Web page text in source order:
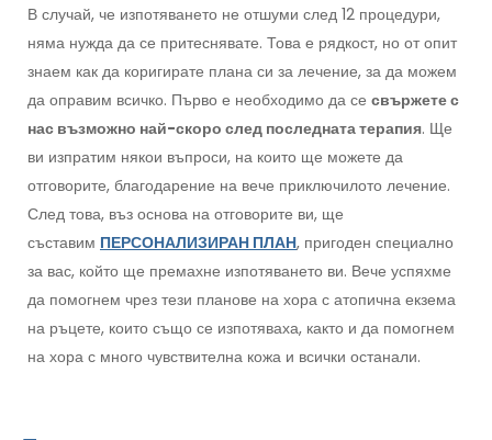
В случай, че изпотяването не отшуми след 12 процедури,
няма нужда да се притеснявате. Това е рядкост, но от опит
знаем как да коригирате плана си за лечение, за да можем
да оправим всичко. Първо е необходимо да се свържете с
нас възможно най-скоро след последната терапия. Ще
ви изпратим някои въпроси, на които ще можете да
отговорите, благодарение на вече приключилото лечение.
След това, въз основа на отговорите ви, ще
съставим ПЕРСОНАЛИЗИРАН ПЛАН, пригоден специално
за вас, който ще премахне изпотяването ви. Вече успяхме
да помогнем чрез тези планове на хора с атопична екзема
на ръцете, които също се изпотяваха, както и да помогнем
на хора с много чувствителна кожа и всички останали.